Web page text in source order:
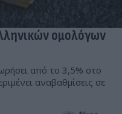
ομολόγων
από το 3,5% στο